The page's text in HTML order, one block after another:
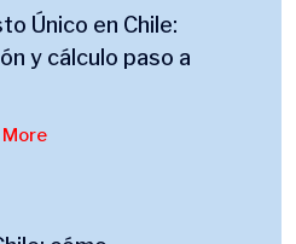
Único en Chile:
y cálculo paso a
More